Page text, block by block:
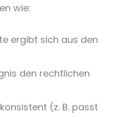
wie:
ergibt sich aus den
den rechtlichen
(z. B. passt